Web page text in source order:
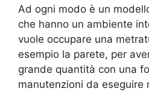
Ad ogni modo è un
che hanno un ambiente
vuole occupare una
esempio la parete, per
grande quantità con una
manutenzioni da eseguire